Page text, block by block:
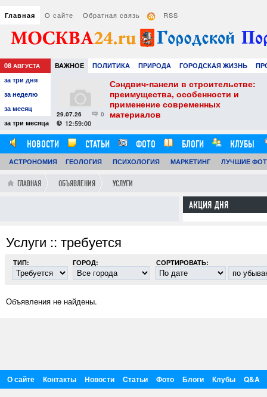
Главная О сайте Обратная связь RSS
08 АВГУСТА ВАЖНОЕ ПОЛИТИКА ПРИРОДА ГОРОДСКАЯ ЖИЗНЬ
ТЕХНОЛОГИИ
за три дня
за неделю
за месяц
за три месяца
советы для
0
29.07.26
12:59:00
Сэндвич-панели в строительстве:
преимущества, особенности и
применение современных
материалов
НОВОСТИ СТАТЬИ ФОТО БЛОГИ
КЛУБЫ
ОБЗОРЫ
ВИДЕОРЕПОРТАЖИ
АСТРОНОМИЯ ГЕОЛОГИЯ ПСИХОЛОГИЯ МАРКЕТИНГ ЛУЧШИЕ
ГЛАВНАЯ ОБЪЯВЛЕНИЯ УСЛУГИ
АКЦИЯ ДНЯ
Услуги :: требуется
ТИП: ГОРОД: СОРТИРОВАТЬ:
Объявления не найдены.
О сайте Контакты Новости Статьи Фото Блоги Клубы Q&A